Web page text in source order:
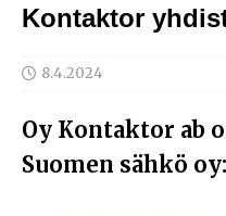
Kontaktor
8.4.2024
Oy Kontaktor ab
Suomen sähkö